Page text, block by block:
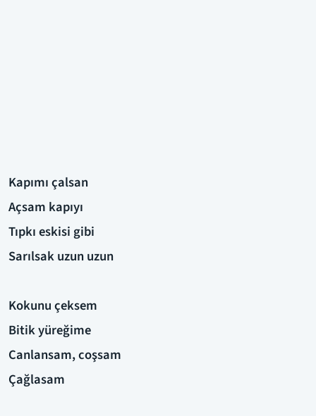
Kapımı çalsan
Açsam kapıyı
Tıpkı eskisi gibi
Sarılsak uzun uzun
Kokunu çeksem
Bitik yüreğime
Canlansam, coşsam
Çağlasam